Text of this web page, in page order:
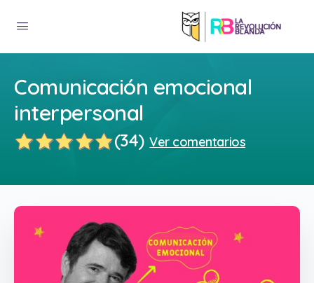
Comunicación emocional
interpersonal
(34) Ver comentarios